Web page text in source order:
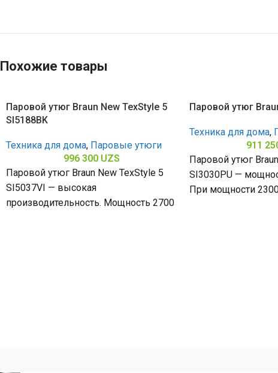
Похожие товары
Паровой утюг Braun New TexStyle 5
SI5188BK
Техника для дома, Паровые утюги
996 300 UZS
Паровой утюг Braun New TexStyle 5
SI5037VI — высокая
производительность. Мощность 2700
Паровой утюг
Техника для дома,
911
Паровой утюг
SI3030PU —
При мощности